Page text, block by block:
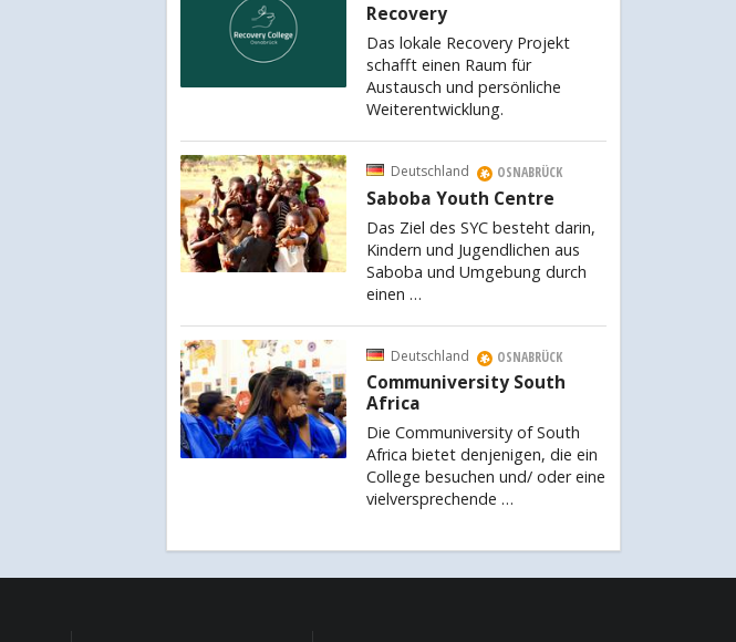
Recovery
Das lokale Recovery Projekt
schafft einen Raum für
Austausch und persönliche
Weiterentwicklung.
Deutschland OSNABRÜCK
Saboba Youth Centre
Das Ziel des SYC besteht darin,
Kindern und Jugendlichen aus
Saboba und Umgebung durch
einen …
Deutschland OSNABRÜCK
Communiversity South
Africa
Die Communiversity of South
Africa bietet denjenigen, die ein
College besuchen und/ oder eine
vielversprechende …